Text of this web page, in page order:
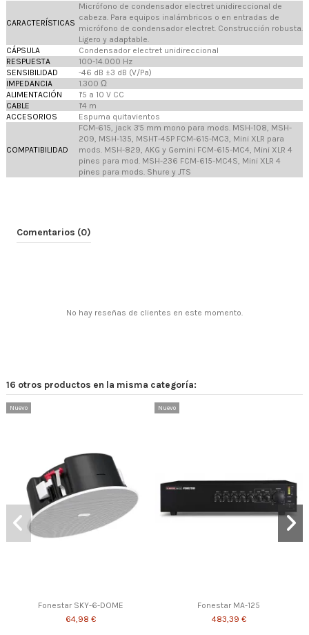
CARACTERÍSTICAS
Micrófono de condensador electret unidireccional de
cabeza. Para equipos inalámbricos o en entradas de
micrófono de condensador electret. Construcción robusta.
Ligero y adaptable.
CÁPSULA
Condensador electret unidireccional
RESPUESTA
100-14.000 Hz
SENSIBILIDAD
-46 dB ±3 dB (V/Pa)
IMPEDANCIA
1.300 Ω
ALIMENTACIÓN
1'5 a 10 V CC
CABLE
1'4 m
ACCESORIOS
Espuma quitavientos
COMPATIBILIDAD
FCM-615, jack 3'5 mm mono para mods. MSH-108, MSH-
209, MSH-135, MSHT-45P FCM-615-MC3, Mini XLR para
mods. MSH-829, AKG y Gemini FCM-615-MC4, Mini XLR 4
pines para mod. MSH-236 FCM-615-MC4S, Mini XLR 4
pines para mods. Shure y JTS
Comentarios (0)
No hay reseñas de clientes en este momento.
16 otros productos en la misma categoría:
Nuevo
Fonestar SKY-6-DOME
64,98 €
Nuevo
Fonestar MA-125
483,39 €